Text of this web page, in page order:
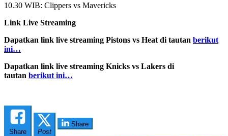
10.30 WIB: Clippers vs Mavericks
Link Live Streaming
Dapatkan link live streaming Pistons vs Heat di tautan berikut
ini…
Dapatkan link live streaming Knicks vs Lakers di
tautan berikut ini…
Share Post
Share